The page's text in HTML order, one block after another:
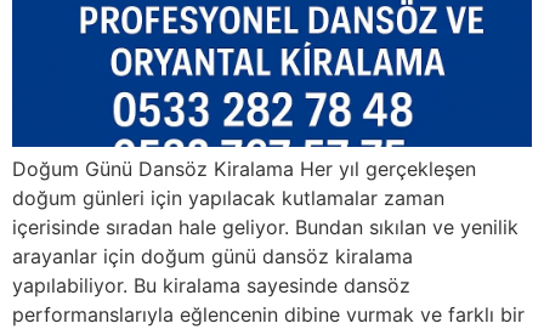
Doğum Günü Dansöz Kiralama Her yıl gerçekleşen
doğum günleri için yapılacak kutlamalar zaman
içerisinde sıradan hale geliyor. Bundan sıkılan ve yenilik
arayanlar için doğum günü dansöz kiralama
yapılabiliyor. Bu kiralama sayesinde dansöz
performanslarıyla eğlencenin dibine vurmak ve farklı bir